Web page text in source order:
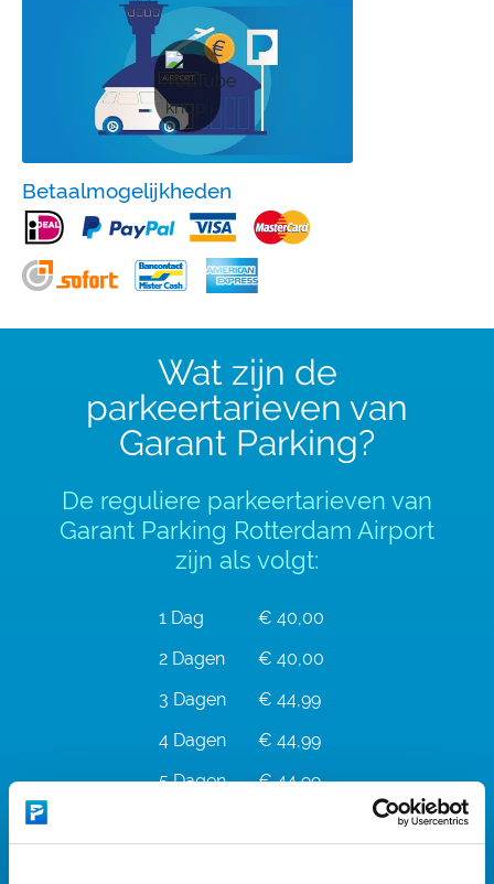
Betaalmogelijkheden
Wat zijn de
parkeertarieven van
Garant Parking?
De reguliere parkeertarieven van
Garant Parking Rotterdam Airport
zijn als volgt:
1 Dag
€ 40,00
2 Dagen
€ 40,00
3 Dagen
€ 44,99
4 Dagen
€ 44,99
5 Dagen
€ 44,99